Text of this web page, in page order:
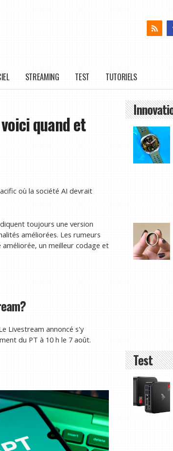
STREAMING TEST TUTORIELS
quand et
où la société AI devrait
toujours une version
améliorées. Les rumeurs
un meilleur codage et
Livestream annoncé s'y
du PT à 10 h le 7 août.
Test